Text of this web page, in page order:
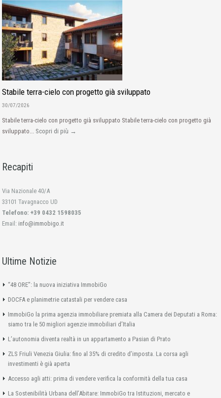
Stabile terra-cielo con progetto già sviluppato
30/07/2026
Stabile terra-cielo con progetto già sviluppato Stabile terra-cielo con progetto già
sviluppato... Scopri di più →
Recapiti
Via Nazionale 40/A
33101 Tavagnacco UD
Telefono: +39 0432 1598035
Email: info@immobigo.it
Ultime Notizie
“48 ORE”: la nuova iniziativa ImmobiGo
DOCFA e planimetrie catastali per vendere casa
ImmobiGo la prima agenzia immobiliare premiata alla Camera dei Deputati a Roma:
siamo tra le 50 migliori agenzie immobiliari d’Italia
L’autonomia diventa realtà in un appartamento a Pasian di Prato
ZLS Friuli Venezia Giulia: fino al 35% di credito d’imposta. La corsa agli
investimenti è già aperta
Accesso agli atti: prima di vendere verifica la conformità della tua casa
La Sostenibilità Urbana dell’Abitare: ImmobiGo tra Istituzioni, mercato e